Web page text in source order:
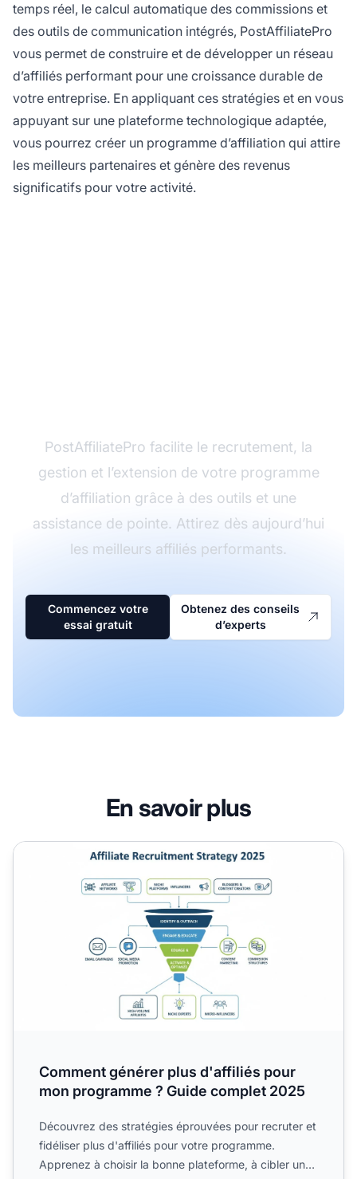
temps réel, le calcul automatique des commissions et
des outils de communication intégrés, PostAffiliatePro
vous permet de construire et de développer un réseau
d’affiliés performant pour une croissance durable de
votre entreprise. En appliquant ces stratégies et en vous
appuyant sur une plateforme technologique adaptée,
vous pourrez créer un programme d’affiliation qui attire
les meilleurs partenaires et génère des revenus
significatifs pour votre activité.
PostAffiliatePro facilite le recrutement, la
gestion et l’extension de votre programme
d’affiliation grâce à des outils et une
assistance de pointe. Attirez dès aujourd’hui
les meilleurs affiliés performants.
Commencez votre
essai gratuit
Obtenez des conseils
d’experts
En savoir plus
Comment générer plus d'affiliés pour mon programme ?
Comment générer plus d'affiliés pour
mon programme ? Guide complet 2025
Découvrez des stratégies éprouvées pour recruter et
fidéliser plus d'affiliés pour votre programme.
Apprenez à choisir la bonne plateforme, à cibler une